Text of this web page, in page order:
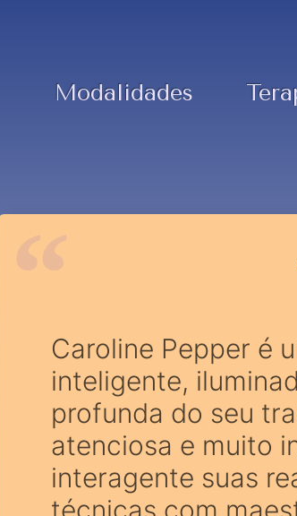
Modalidades
Caroline Pepper é
inteligente,
profunda do seu
atenciosa e muito
interagente suas
técnicas com